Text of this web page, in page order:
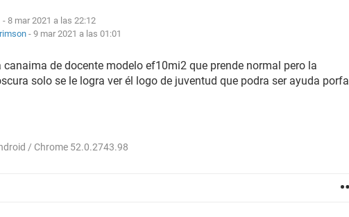
- 8 mar 2021 a las 22:12
- 9 mar 2021 a las 01:01
canaima de docente modelo ef10mi2 que prende normal pero la
solo se le logra ver él logo de juventud que podra ser ayuda porfa
/ Chrome 52.0.2743.98